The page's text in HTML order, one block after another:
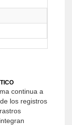
continua a
los registros